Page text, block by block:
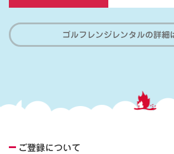
ゴルフレンジレンタルの詳細
ご登録について